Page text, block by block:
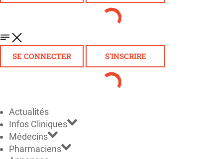
SE CONNECTER S'INSCRIRE
Actualités
Infos Cliniques
Médecins
Pharmaciens